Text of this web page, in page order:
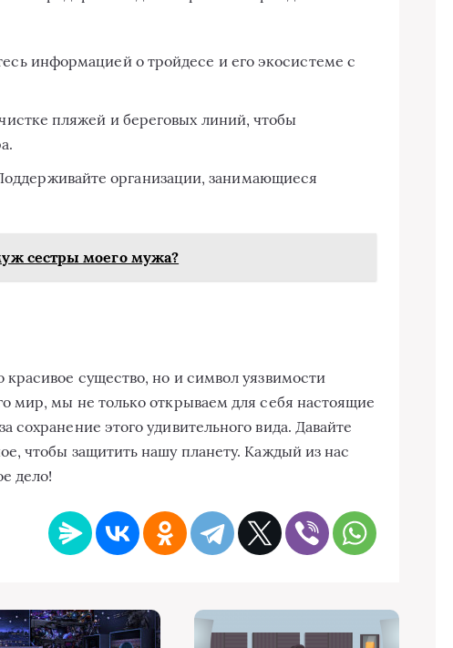
информацией о тройдесе и его экосистеме с
пляжей и береговых линий, чтобы
организации, занимающиеся
сестры моего мужа?
существо, но и символ уязвимости
мир, мы не только открываем для себя настоящие
сохранение этого удивительного вида. Давайте
чтобы защитить нашу планету. Каждый из нас
дело!